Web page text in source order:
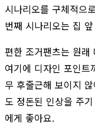
시나리오를 구체적으
번째 시나리오는 집
편한 조거팬츠는 원래
여기에 디자인 포인트
무 후줄근해 보이지
도 정돈된 인상을 주
에게 좋아요.